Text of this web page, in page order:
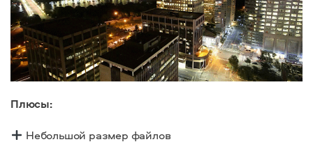
Плюсы:
Небольшой размер файлов